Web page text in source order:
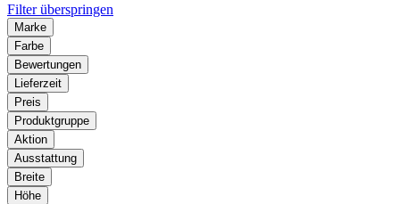
Filter überspringen
Marke
Farbe
Bewertungen
Lieferzeit
Preis
Produktgruppe
Aktion
Ausstattung
Breite
Höhe